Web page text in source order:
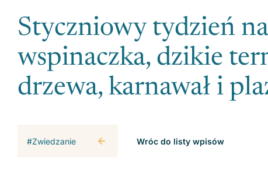
Styczniowy tydzień
wspinaczka, dzikie
drzewa, karnawał i
#Zwiedzanie Wróc do listy wpisów